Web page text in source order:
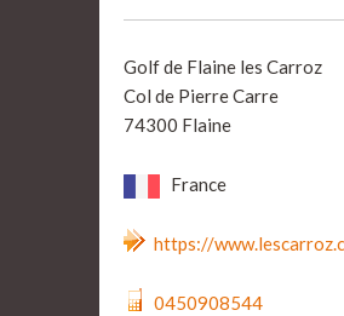
Golf de Flaine les Carroz
Col de Pierre Carre
74300 Flaine
France
https://
0450908544